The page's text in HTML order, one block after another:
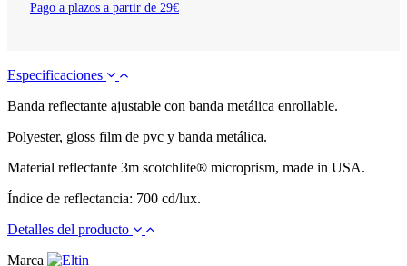
Pago a plazos a partir de 29€
Especificaciones
Banda reflectante ajustable con banda metálica enrollable.
Polyester, gloss film de pvc y banda metálica.
Material reflectante 3m scotchlite® microprism, made in USA.
Índice de reflectancia: 700 cd/lux.
Detalles del producto
Marca